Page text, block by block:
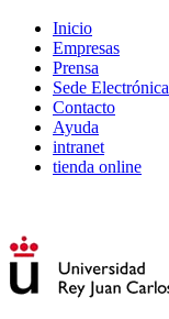
Inicio
Empresas
Prensa
Sede Electrónica
Contacto
Ayuda
intranet
tienda online